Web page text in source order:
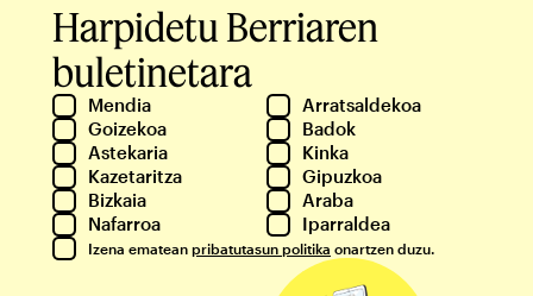
Harpidetu Berriaren
buletinetara
Mendia
Arratsaldekoa
Goizekoa
Badok
Astekaria
Kinka
Kazetaritza
Gipuzkoa
Bizkaia
Araba
Nafarroa
Iparraldea
Izena ematean pribatutasun politika onartzen duzu.